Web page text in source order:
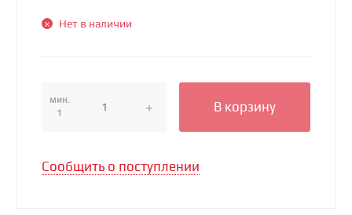
Нет в наличии
мин.
1
В корзину
Сообщить о поступлении